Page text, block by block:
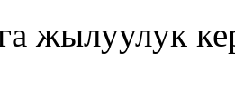
жылуулук